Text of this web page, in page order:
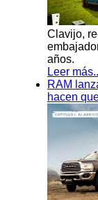
Clavijo,
años.
Leer
RAM
hacen